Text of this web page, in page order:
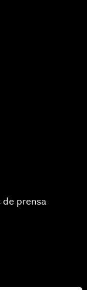
prensa